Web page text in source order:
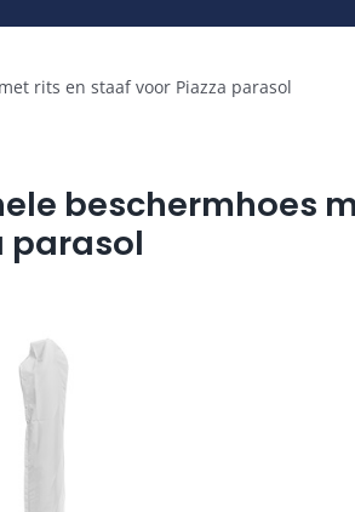
rits en staaf voor Piazza parasol
beschermhoes
parasol